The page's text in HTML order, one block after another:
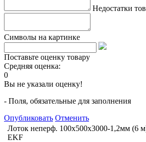
Недостатки
Символы на картинке
Поставьте оценку товару
Средняя оценка:
0
Вы не указали оценку!
- Поля, обязательные для заполнения
Опубликовать Отменить
Лоток неперф. 100х500x3000-1,2мм (6
EKF